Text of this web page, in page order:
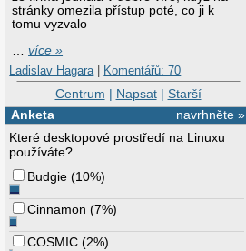
stránky omezila přístup poté, co ji k
tomu vyzvalo
…více »
Ladislav Hagara | Komentářů: 70
Centrum | Napsat| Starší
navrhněte »
Anketa
Které desktopové prostředí na Linuxu
používáte?
Budgie (10%)
Cinnamon (7%)
COSMIC (2%)